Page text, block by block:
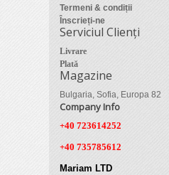
Termeni & condiții
Înscrieți-ne
Serviciul Clienți
Livrare
Plată
Magazine
Bulgaria, Sofia, Europa 82
Company Info
+40 723614252
+40 735785612
Mariam LTD